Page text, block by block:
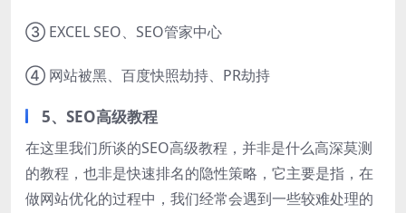
③ EXCEL SEO、SEO管家中心
④ 网站被黑、百度快照劫持、PR劫持
5、SEO高级教程
在这里我们所谈的SEO高级教程，并非是什么高深莫测
的教程，也非是快速排名的隐性策略，它主要是指，在
做网站优化的过程中，我们经常会遇到一些较难处理的